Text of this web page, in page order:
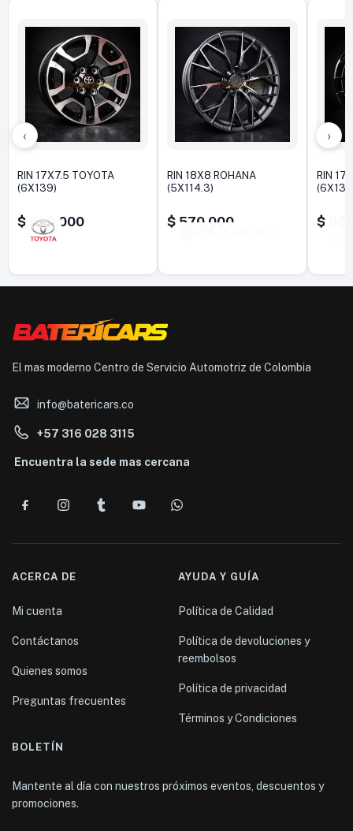
‹
RIN 17X7.5 TOYOTA
(6X139)
$ 550.000
RIN 18X8 ROHANA
(5X114.3)
$ 570.000
RIN
$
›
El mas moderno Centro de Servicio Automotriz de Colombia
info@batericars.co
+57 316 028 3115
Encuentra la sede mas cercana
ACERCA DE
Mi cuenta
Contáctanos
Quienes somos
Preguntas frecuentes
AYUDA Y GUÍA
Política de Calidad
Política de devoluciones y
reembolsos
Política de privacidad
Términos y Condiciones
BOLETÍN
Mantente al día con nuestros próximos eventos, descuentos y
promociones.